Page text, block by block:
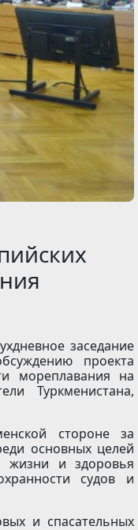
заседание
проекта
мореплавания на
Туркменистана,
стороне за
основных целей
жизни и здоровья
судов и
и спасательных